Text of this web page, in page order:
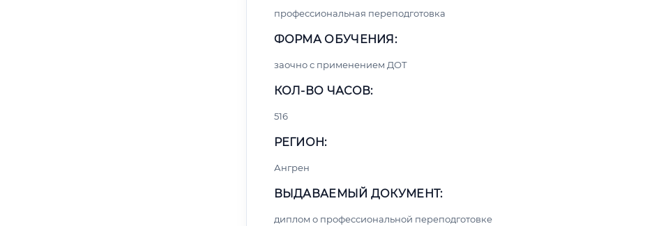
профессиональная переподготовка
ФОРМА ОБУЧЕНИЯ:
заочно с применением ДОТ
КОЛ-ВО ЧАСОВ:
516
РЕГИОН:
Ангрен
ВЫДАВАЕМЫЙ ДОКУМЕНТ:
диплом о профессиональной переподготовке